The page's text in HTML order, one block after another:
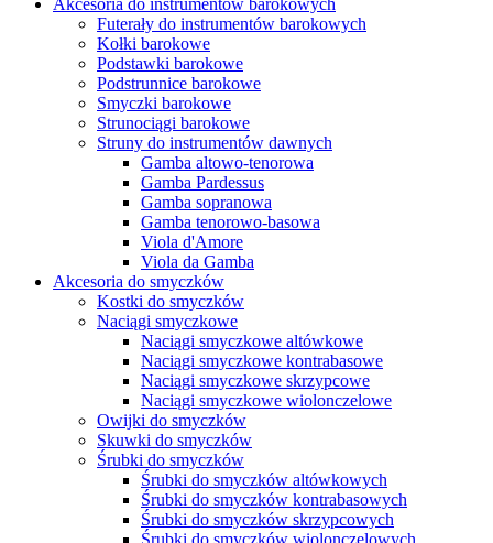
Akcesoria do instrumentów barokowych
Futerały do instrumentów barokowych
Kołki barokowe
Podstawki barokowe
Podstrunnice barokowe
Smyczki barokowe
Strunociągi barokowe
Struny do instrumentów dawnych
Gamba altowo-tenorowa
Gamba Pardessus
Gamba sopranowa
Gamba tenorowo-basowa
Viola d'Amore
Viola da Gamba
Akcesoria do smyczków
Kostki do smyczków
Naciągi smyczkowe
Naciągi smyczkowe altówkowe
Naciągi smyczkowe kontrabasowe
Naciągi smyczkowe skrzypcowe
Naciągi smyczkowe wiolonczelowe
Owijki do smyczków
Skuwki do smyczków
Śrubki do smyczków
Śrubki do smyczków altówkowych
Śrubki do smyczków kontrabasowych
Śrubki do smyczków skrzypcowych
Śrubki do smyczków wiolonczelowych